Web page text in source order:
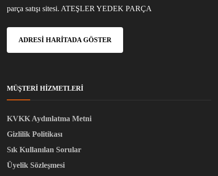
parça satışı sitesi. ATEŞLER YEDEK PARÇA
ADRESI HARITADA GÖSTER
MÜŞTERI HIZMETLERI
KVKK Aydınlatma Metni
Gizlilik Politikası
Sık Kullanılan Sorular
Üyelik Sözleşmesi